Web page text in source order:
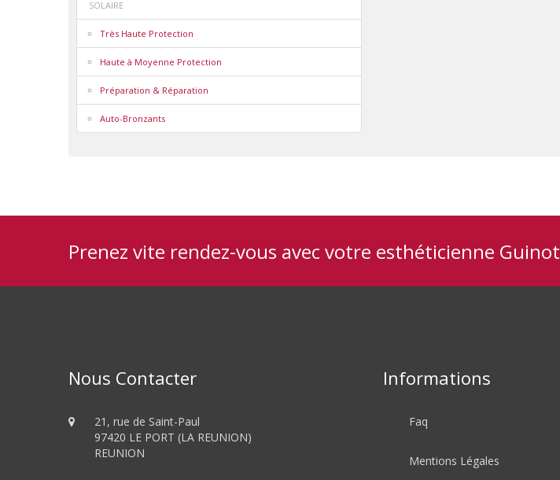
SOLAIRE
Très Haute Protection
Haute à Moyenne Protection
Préparation & Réparation
Auto-Bronzants
Prenez vite rendez-vous avec votre esthéticienne Guinot
Nous Contacter
21, rue de Saint-Paul
97420 LE PORT (LA REUNION)
REUNION
Informations
Faq
Mentions Légales